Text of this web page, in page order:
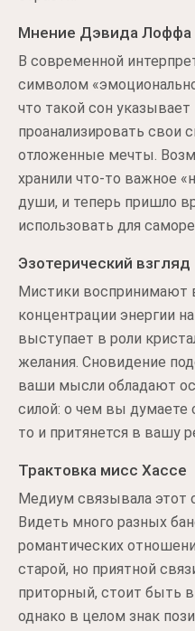
Мнение Дэвида Лоффа
В современной
символом
что такой сон
проанализировать свои
отложенные мечты.
хранили что-то важное
души, и теперь пришло
использовать для
Эзотерический взгляд
Мистики воспринимают
концентрации энергии
выступает в роли
желания. Сновидение
ваши мысли обладают
силой: о чем вы думаете
то и притянется в вашу
Трактовка мисс Хассе
Медиум связывала этот
Видеть много разных
романтических
старой, но приятной
приторный, стоит быть
однако в целом знак